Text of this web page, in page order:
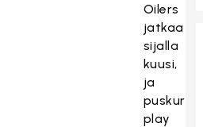
Oilers
jatkaa
sijalla
kuusi,
ja
puskuria
play